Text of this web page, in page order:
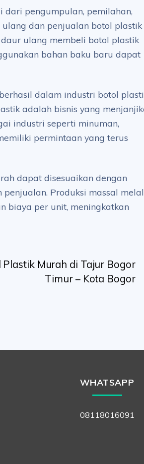
pengumpulan, pemilahan,
dan penjualan botol plastik
ulang membeli botol plastik
bahan baku baru dapat
dalam industri botol
adalah bisnis yang
industri seperti minuman,
permintaan yang terus
dapat disesuaikan dengan
Produksi massal
biaya per unit, meningkatkan
Plastik Murah di Tajur Bogor
Timur – Kota Bogor
WHATSAPP
08118016091